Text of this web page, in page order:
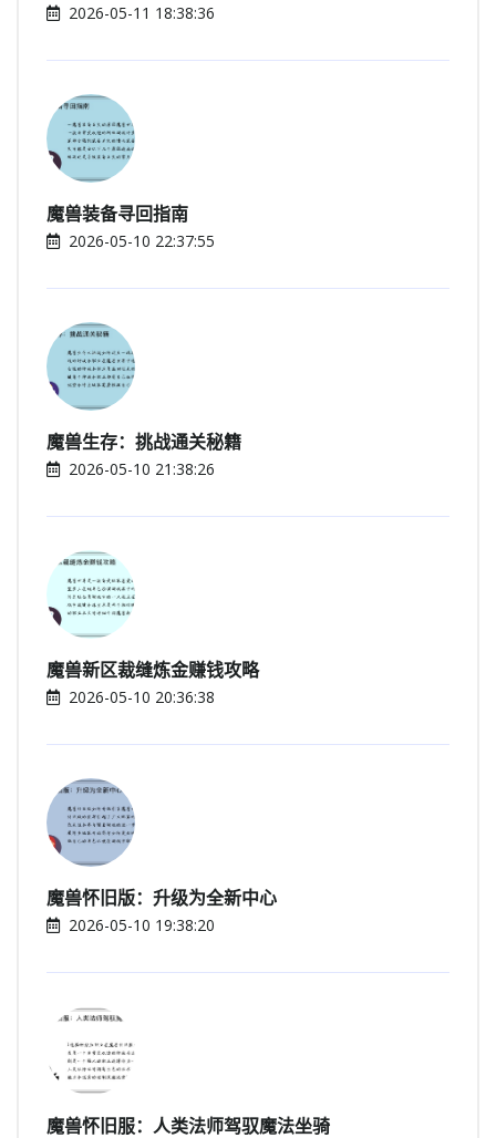
2026-05-11 18:38:36
魔兽装备寻回指南
2026-05-10 22:37:55
魔兽生存：挑战通关秘籍
2026-05-10 21:38:26
魔兽新区裁缝炼金赚钱攻略
2026-05-10 20:36:38
魔兽怀旧版：升级为全新中心
2026-05-10 19:38:20
魔兽怀旧服：人类法师驾驭魔法坐骑